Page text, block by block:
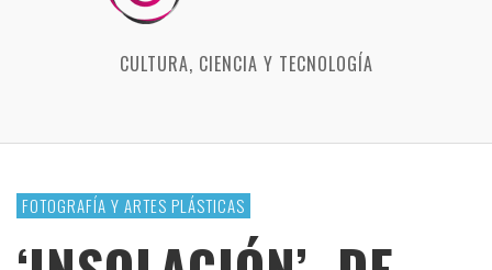
CULTURA, CIENCIA Y TECNOLOGÍA
FOTOGRAFÍA Y ARTES PLÁSTICAS